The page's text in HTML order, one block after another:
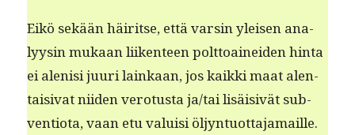
Eikö sekään häir­itse, että varsin yleisen ana­
lyysin mukaan liiken­teen polt­toainei­den hin­ta
ei alenisi juuri lainkaan, jos kaik­ki maat alen­
taisi­vat niiden vero­tus­ta ja/tai lisäi­sivät sub­
ven­tio­ta, vaan etu valuisi öljyntuottajamaille.